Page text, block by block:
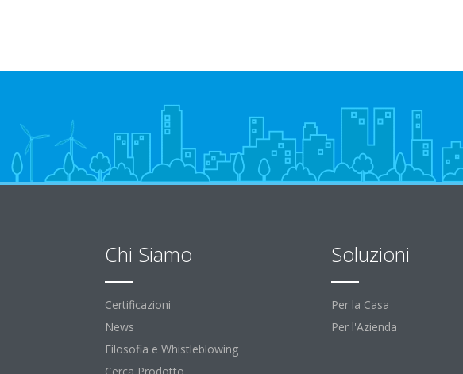
Chi Siamo
Certificazioni
News
Filosofia e Whistleblowing
Soluzioni
Per la Casa
Per l'Azienda